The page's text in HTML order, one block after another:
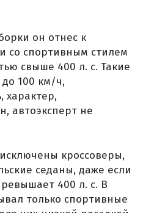
он отнес к
со спортивным стилем
свыше 400 л. с. Такие
100 км/ч,
характер,
автоэксперт не
кроссоверы,
седаны, даже если
400 л. с. В
только спортивные